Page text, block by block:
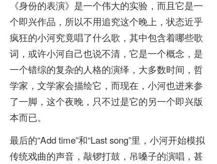
《身份的表演》是一个伟大的实验，而且它是一
个即兴作品，所以不用追究这个晚上，状态近乎
疯狂的小河究竟唱了什么歌，其中包含着哪些歌
词，或许小河自己也说不清，它是一个概念，是
一个错综的复杂的人格的演绎，大多数时间，哲
学家，文学家会描绘它，而现在，小河也进来参
了一脚，这个夜晚，只不过是它的另一个即兴版
本而已。
最后的“Add time”和“Last song”里，小河开始模拟
传统戏曲的声音，敲锣打鼓，吊嗓子的演唱，甚